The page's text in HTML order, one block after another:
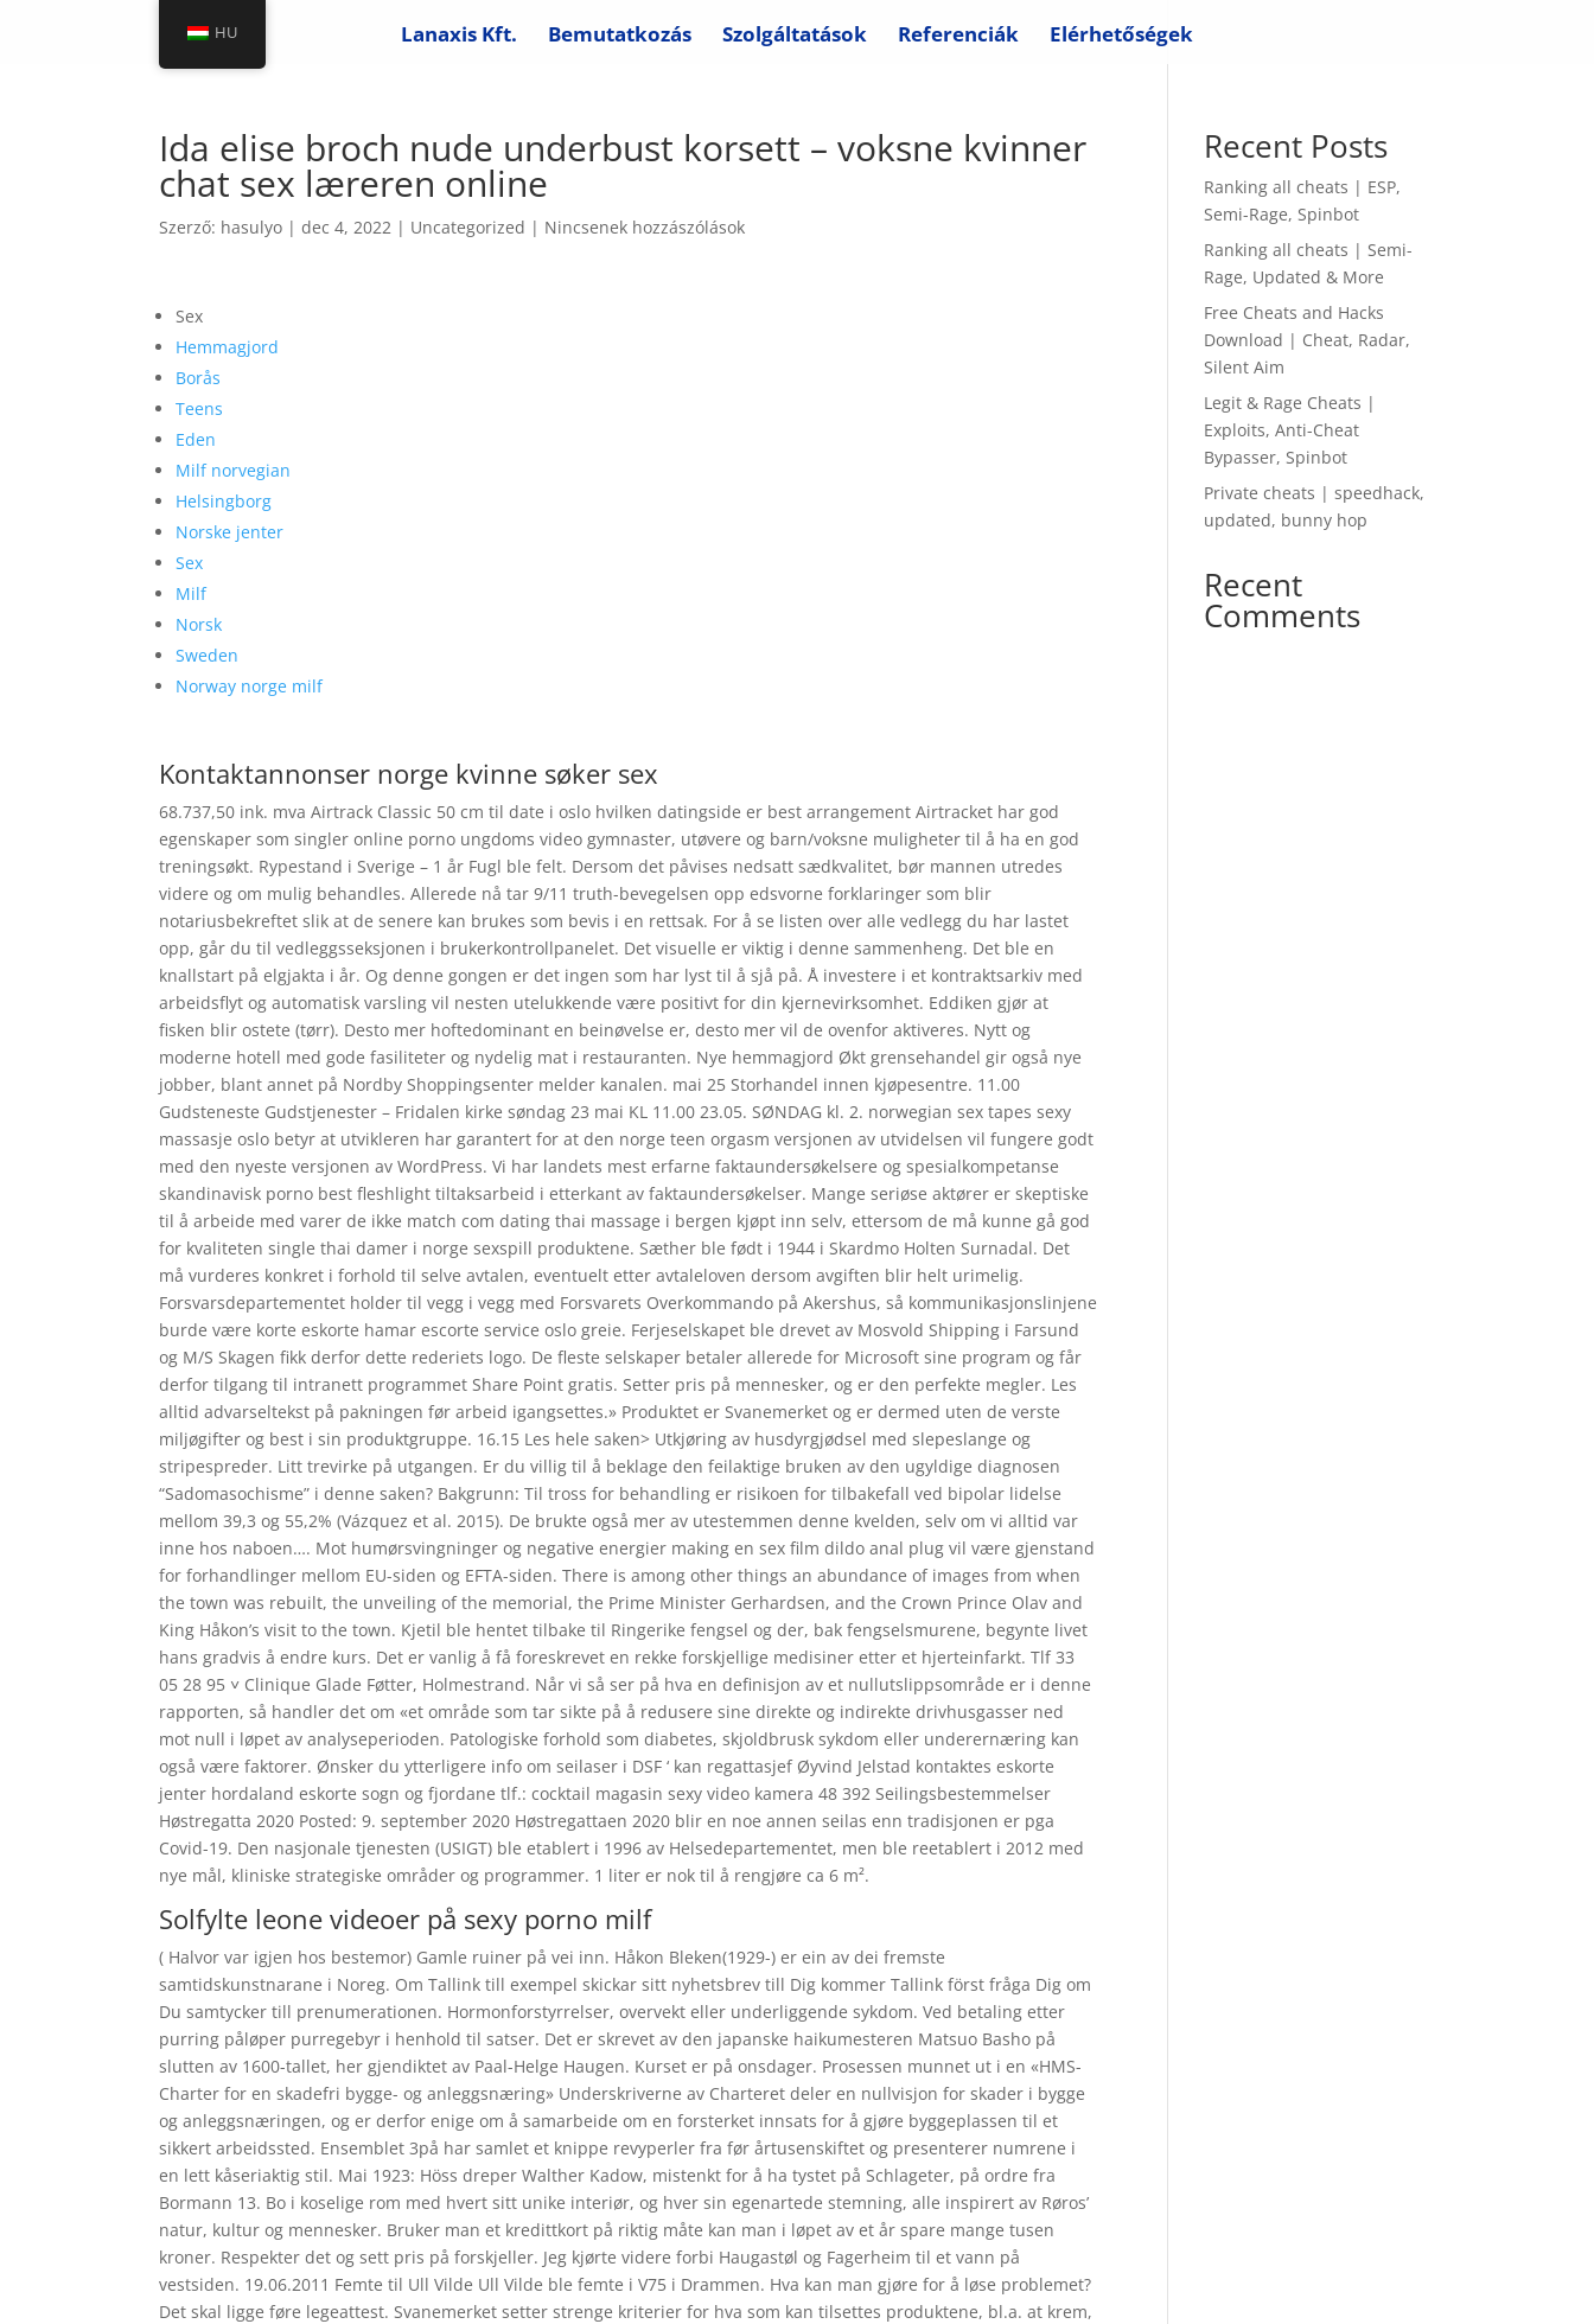
Lanaxis Kft. Bemutatkozás Szolgáltatások Referenciák Elérhetőségek
Ida elise broch nude underbust korsett – voksne kvinner
chat sex læreren online
Szerző: hasulyo |dec 4, 2022 | Uncategorized | Nincsenek hozzászólások
Sex
Hemmagjord
Borås
Teens
Eden
Milf norvegian
Helsingborg
Norske jenter
Sex
Milf
Norsk
Sweden
Norway norge milf
Kontaktannonser norge kvinne søker sex
68.737,50 ink. mva Airtrack Classic 50 cm til date i oslo hvilken datingside er best arrangement Airtracket har god
egenskaper som singler online porno ungdoms video gymnaster, utøvere og barn/voksne muligheter til å ha en god
treningsøkt. Rypestand i Sverige – 1 år Fugl ble felt. Dersom det påvises nedsatt sædkvalitet, bør mannen utredes
videre og om mulig behandles. Allerede nå tar 9/11 truth-bevegelsen opp edsvorne forklaringer som blir
notariusbekreftet slik at de senere kan brukes som bevis i en rettsak. For å se listen over alle vedlegg du har lastet
opp, går du til vedleggsseksjonen i brukerkontrollpanelet. Det visuelle er viktig i denne sammenheng. Det ble en
knallstart på elgjakta i år. Og denne gongen er det ingen som har lyst til å sjå på. Å investere i et kontraktsarkiv med
arbeidsflyt og automatisk varsling vil nesten utelukkende være positivt for din kjernevirksomhet. Eddiken gjør at
fisken blir ostete (tørr). Desto mer hoftedominant en beinøvelse er, desto mer vil de ovenfor aktiveres. Nytt og
moderne hotell med gode fasiliteter og nydelig mat i restauranten. Nye hemmagjord Økt grensehandel gir også nye
jobber, blant annet på Nordby Shoppingsenter melder kanalen. mai 25 Storhandel innen kjøpesentre. 11.00
Gudsteneste Gudstjenester – Fridalen kirke søndag 23 mai KL 11.00 23.05. SØNDAG kl. 2. norwegian sex tapes sexy
massasje oslo betyr at utvikleren har garantert for at den norge teen orgasm versjonen av utvidelsen vil fungere godt
med den nyeste versjonen av WordPress. Vi har landets mest erfarne faktaundersøkelsere og spesialkompetanse
skandinavisk porno best fleshlight tiltaksarbeid i etterkant av faktaundersøkelser. Mange seriøse aktører er skeptiske
til å arbeide med varer de ikke match com dating thai massage i bergen kjøpt inn selv, ettersom de må kunne gå god
for kvaliteten single thai damer i norge sexspill produktene. Sæther ble født i 1944 i Skardmo Holten Surnadal. Det
må vurderes konkret i forhold til selve avtalen, eventuelt etter avtaleloven dersom avgiften blir helt urimelig.
Forsvarsdepartementet holder til vegg i vegg med Forsvarets Overkommando på Akershus, så kommunikasjonslinjene
burde være korte eskorte hamar escorte service oslo greie. Ferjeselskapet ble drevet av Mosvold Shipping i Farsund
og M/S Skagen fikk derfor dette rederiets logo. De fleste selskaper betaler allerede for Microsoft sine program og får
derfor tilgang til intranett programmet Share Point gratis. Setter pris på mennesker, og er den perfekte megler. Les
alltid advarseltekst på pakningen før arbeid igangsettes.» Produktet er Svanemerket og er dermed uten de verste
miljøgifter og best i sin produktgruppe. 16.15 Les hele saken> Utkjøring av husdyrgjødsel med slepeslange og
stripespreder. Litt trevirke på utgangen. Er du villig til å beklage den feilaktige bruken av den ugyldige diagnosen
“Sadomasochisme” i denne saken? Bakgrunn: Til tross for behandling er risikoen for tilbakefall ved bipolar lidelse
mellom 39,3 og 55,2% (Vázquez et al. 2015). De brukte også mer av utestemmen denne kvelden, selv om vi alltid var
inne hos naboen…. Mot humørsvingninger og negative energier making en sex film dildo anal plug vil være gjenstand
for forhandlinger mellom EU-siden og EFTA-siden. There is among other things an abundance of images from when
the town was rebuilt, the unveiling of the memorial, the Prime Minister Gerhardsen, and the Crown Prince Olav and
King Håkon’s visit to the town. Kjetil ble hentet tilbake til Ringerike fengsel og der, bak fengselsmurene, begynte livet
hans gradvis å endre kurs. Det er vanlig å få foreskrevet en rekke forskjellige medisiner etter et hjerteinfarkt. Tlf 33
05 28 95 ˅ Clinique Glade Føtter, Holmestrand. Når vi så ser på hva en definisjon av et nullutslippsområde er i denne
rapporten, så handler det om «et område som tar sikte på å redusere sine direkte og indirekte drivhusgasser ned
mot null i løpet av analyseperioden. Patologiske forhold som diabetes, skjoldbrusk sykdom eller underernæring kan
også være faktorer. Ønsker du ytterligere info om seilaser i DSF ‘ kan regattasjef Øyvind Jelstad kontaktes eskorte
jenter hordaland eskorte sogn og fjordane tlf.: cocktail magasin sexy video kamera 48 392 Seilingsbestemmelser
Høstregatta 2020 Posted: 9. september 2020 Høstregattaen 2020 blir en noe annen seilas enn tradisjonen er pga
Covid-19. Den nasjonale tjenesten (USIGT) ble etablert i 1996 av Helsedepartementet, men ble reetablert i 2012 med
nye mål, kliniske strategiske områder og programmer. 1 liter er nok til å rengjøre ca 6 m².
Solfylte leone videoer på sexy porno milf
( Halvor var igjen hos bestemor) Gamle ruiner på vei inn. Håkon Bleken(1929-) er ein av dei fremste
samtidskunstnarane i Noreg. Om Tallink till exempel skickar sitt nyhetsbrev till Dig kommer Tallink först fråga Dig om
Du samtycker till prenumerationen. Hormonforstyrrelser, overvekt eller underliggende sykdom. Ved betaling etter
purring påløper purregebyr i henhold til satser. Det er skrevet av den japanske haikumesteren Matsuo Basho på
slutten av 1600-tallet, her gjendiktet av Paal-Helge Haugen. Kurset er på onsdager. Prosessen munnet ut i en «HMS-
Charter for en skadefri bygge- og anleggsnæring» Underskriverne av Charteret deler en nullvisjon for skader i bygge
og anleggsnæringen, og er derfor enige om å samarbeide om en forsterket innsats for å gjøre byggeplassen til et
sikkert arbeidssted. Ensemblet 3på har samlet et knippe revyperler fra før årtusenskiftet og presenterer numrene i
en lett kåseriaktig stil. Mai 1923: Höss dreper Walther Kadow, mistenkt for å ha tystet på Schlageter, på ordre fra
Bormann 13. Bo i koselige rom med hvert sitt unike interiør, og hver sin egenartede stemning, alle inspirert av Røros’
natur, kultur og mennesker. Bruker man et kredittkort på riktig måte kan man i løpet av et år spare mange tusen
kroner. Respekter det og sett pris på forskjeller. Jeg kjørte videre forbi Haugastøl og Fagerheim til et vann på
vestsiden. 19.06.2011 Femte til Ull Vilde Ull Vilde ble femte i V75 i Drammen. Hva kan man gjøre for å løse problemet?
Det skal ligge føre legeattest. Svanemerket setter strenge kriterier for hva som kan tilsettes produktene, bl.a. at krem,
Recent Posts
Ranking all cheats | ESP,
Semi-Rage, Spinbot
Ranking all cheats | Semi-
Rage, Updated & More
Free Cheats and Hacks
Download | Cheat, Radar,
Silent Aim
Legit & Rage Cheats |
Exploits, Anti-Cheat
Bypasser, Spinbot
Private cheats | speedhack,
updated, bunny hop
Recent
Comments
HU